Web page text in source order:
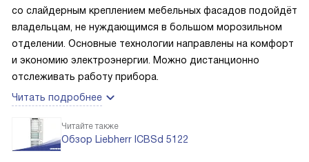
со слайдерным креплением мебельных фасадов подойдёт
владельцам, не нуждающимся в большом морозильном
отделении. Основные технологии направлены на комфорт
и экономию электроэнергии. Можно дистанционно
отслеживать работу прибора.
Читать подробнее
Читайте также
Обзор Liebherr ICBSd 5122